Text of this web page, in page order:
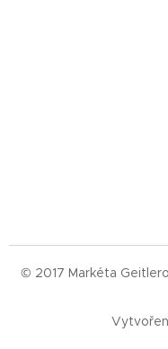
© 2017 Markéta